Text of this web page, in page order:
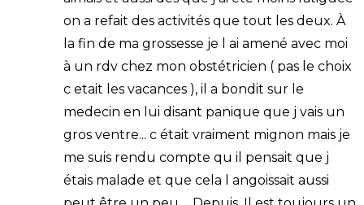
on a refait des activités que tout les deux. À
la fin de ma grossesse je l ai amené avec moi
à un rdv chez mon obstétricien ( pas le choix
c etait les vacances ), il a bondit sur le
medecin en lui disant panique que j vais un
gros ventre... c était vraiment mignon mais je
me suis rendu compte qu il pensait que j
étais malade et que cela l angoissait aussi